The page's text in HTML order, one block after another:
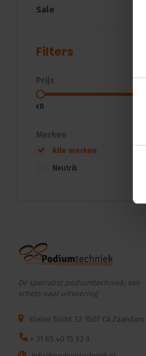
Sale
Filters
Prijs
€0
Merken
Alle merken
Neutrik
Dé specialist podiumtechniek; van
schets naar uitvoering
Kleine Tocht 32 1507 CA Zaandam
+ 31 85 40 15 92 9